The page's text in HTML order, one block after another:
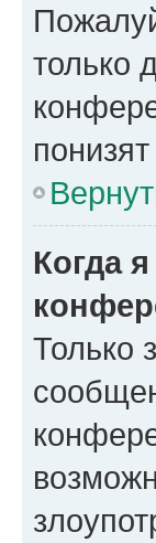
только
Когда
Только